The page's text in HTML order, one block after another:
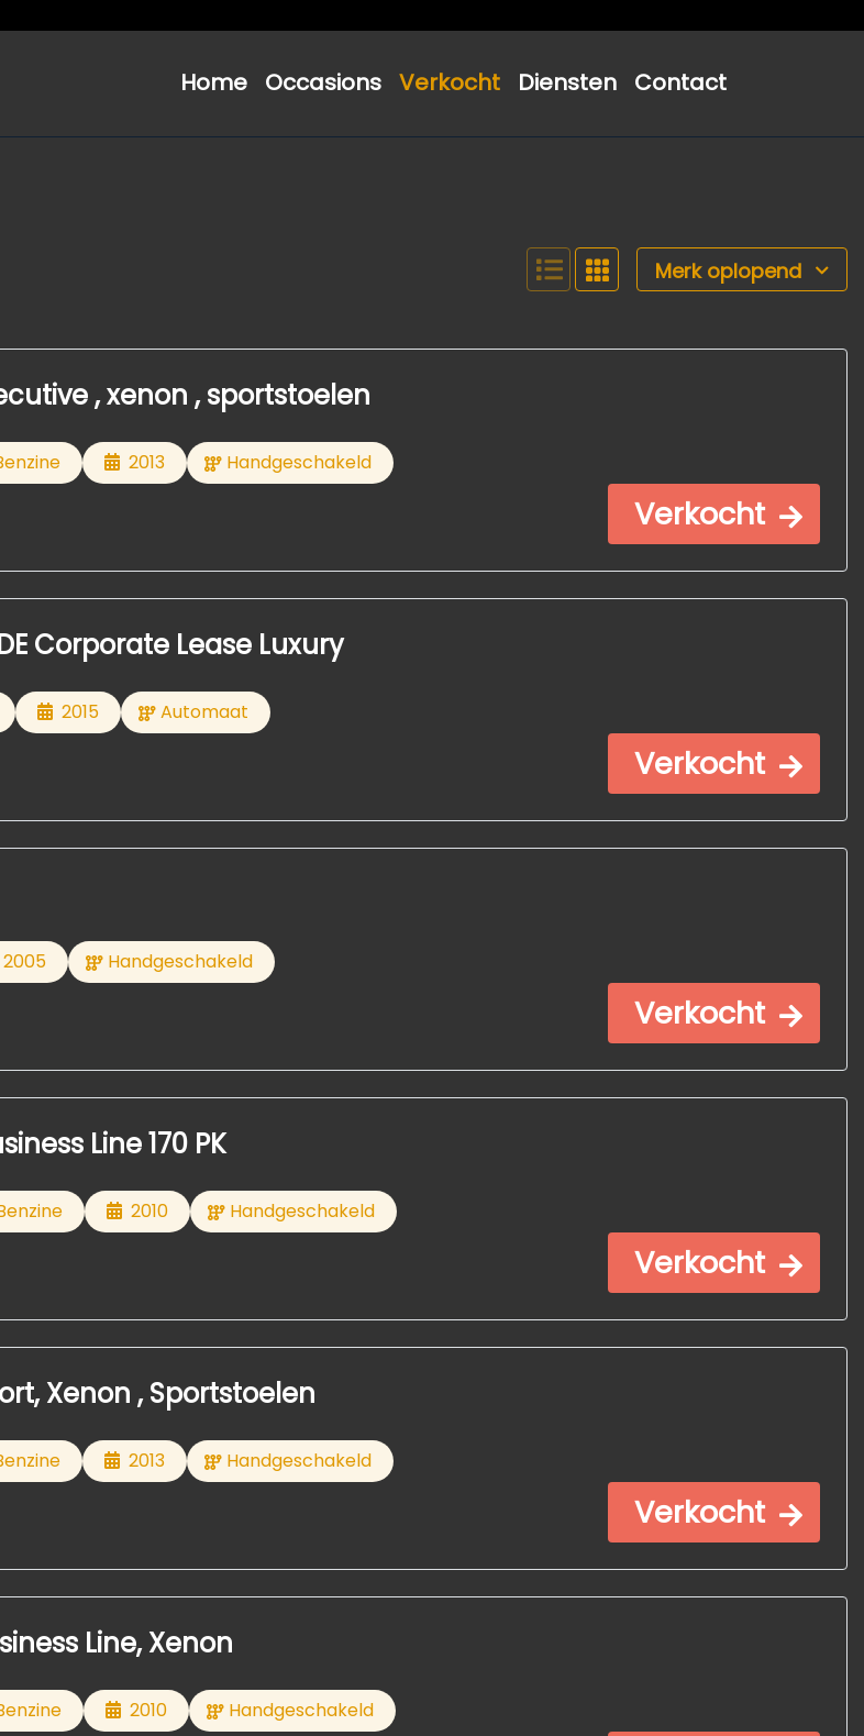
Home Occasions Verkocht Diensten Contact
Merk oplopend
, xenon , sportstoelen
2013 Handgeschakeld
Verkocht
Corporate Lease Luxury
2015 Automaat
Verkocht
2005 Handgeschakeld
Verkocht
Line 170 PK
2010 Handgeschakeld
Verkocht
Xenon , Sportstoelen
2013 Handgeschakeld
Verkocht
Line, Xenon
2010 Handgeschakeld